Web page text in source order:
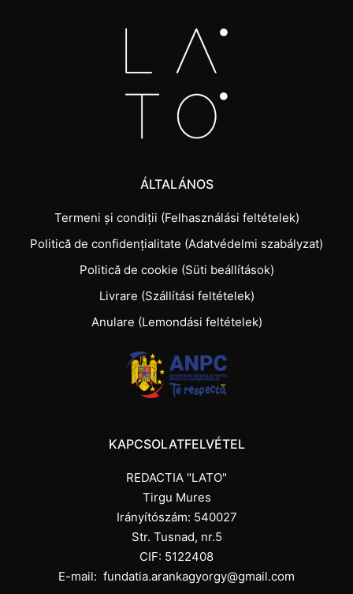
ÁLTALÁNOS
Termeni și condiții (Felhasználási feltételek)
Politică de confidențialitate (Adatvédelmi szabályzat)
Politică de cookie (Süti beállítások)
Livrare (Szállítási feltételek)
Anulare (Lemondási feltételek)
KAPCSOLATFELVÉTEL
REDACTIA "LATO"
Tirgu Mures
Irányítószám: 540027
Str. Tusnad, nr.5
CIF: 5122408
E-mail: fundatia.arankagyorgy@gmail.com